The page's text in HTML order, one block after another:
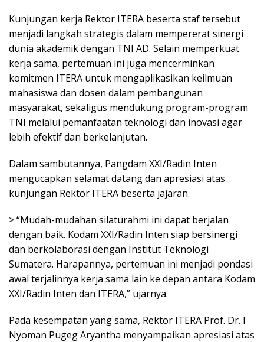
Kunjungan kerja Rektor ITERA beserta staf tersebut
menjadi langkah strategis dalam mempererat sinergi
dunia akademik dengan TNI AD. Selain memperkuat
kerja sama, pertemuan ini juga mencerminkan
komitmen ITERA untuk mengaplikasikan keilmuan
mahasiswa dan dosen dalam pembangunan
masyarakat, sekaligus mendukung program-program
TNI melalui pemanfaatan teknologi dan inovasi agar
lebih efektif dan berkelanjutan.
Dalam sambutannya, Pangdam XXI/Radin Inten
mengucapkan selamat datang dan apresiasi atas
kunjungan Rektor ITERA beserta jajaran.
> “Mudah-mudahan silaturahmi ini dapat berjalan
dengan baik. Kodam XXI/Radin Inten siap bersinergi
dan berkolaborasi dengan Institut Teknologi
Sumatera. Harapannya, pertemuan ini menjadi pondasi
awal terjalinnya kerja sama lain ke depan antara Kodam
XXI/Radin Inten dan ITERA,” ujarnya.
Pada kesempatan yang sama, Rektor ITERA Prof. Dr. I
Nyoman Pugeg Aryantha menyampaikan apresiasi atas